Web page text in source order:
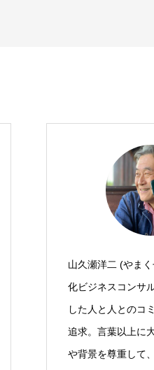
山久瀬洋二 (やま
化ビジネスコンサ
した人と人とのコ
追求。言葉以上に
や背景を尊重して